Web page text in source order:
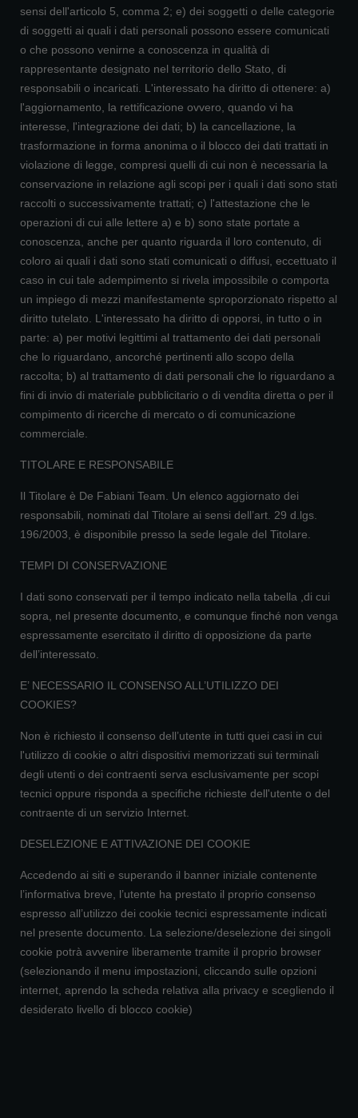
sensi dell'articolo 5, comma 2; e) dei soggetti o delle categorie
di soggetti ai quali i dati personali possono essere comunicati
o che possono venirne a conoscenza in qualità di
rappresentante designato nel territorio dello Stato, di
responsabili o incaricati. L'interessato ha diritto di ottenere: a)
l'aggiornamento, la rettificazione ovvero, quando vi ha
interesse, l'integrazione dei dati; b) la cancellazione, la
trasformazione in forma anonima o il blocco dei dati trattati in
violazione di legge, compresi quelli di cui non è necessaria la
conservazione in relazione agli scopi per i quali i dati sono stati
raccolti o successivamente trattati; c) l'attestazione che le
operazioni di cui alle lettere a) e b) sono state portate a
conoscenza, anche per quanto riguarda il loro contenuto, di
coloro ai quali i dati sono stati comunicati o diffusi, eccettuato il
caso in cui tale adempimento si rivela impossibile o comporta
un impiego di mezzi manifestamente sproporzionato rispetto al
diritto tutelato. L'interessato ha diritto di opporsi, in tutto o in
parte: a) per motivi legittimi al trattamento dei dati personali
che lo riguardano, ancorché pertinenti allo scopo della
raccolta; b) al trattamento di dati personali che lo riguardano a
fini di invio di materiale pubblicitario o di vendita diretta o per il
compimento di ricerche di mercato o di comunicazione
commerciale.
TITOLARE E RESPONSABILE
Il Titolare è De Fabiani Team. Un elenco aggiornato dei
responsabili, nominati dal Titolare ai sensi dell’art. 29 d.lgs.
196/2003, è disponibile presso la sede legale del Titolare.
TEMPI DI CONSERVAZIONE
I dati sono conservati per il tempo indicato nella tabella ,di cui
sopra, nel presente documento, e comunque finché non venga
espressamente esercitato il diritto di opposizione da parte
dell’interessato.
E’ NECESSARIO IL CONSENSO ALL’UTILIZZO DEI
COOKIES?
Non è richiesto il consenso dell’utente in tutti quei casi in cui
l'utilizzo di cookie o altri dispositivi memorizzati sui terminali
degli utenti o dei contraenti serva esclusivamente per scopi
tecnici oppure risponda a specifiche richieste dell'utente o del
contraente di un servizio Internet.
DESELEZIONE E ATTIVAZIONE DEI COOKIE
Accedendo ai siti e superando il banner iniziale contenente
l’informativa breve, l’utente ha prestato il proprio consenso
espresso all’utilizzo dei cookie tecnici espressamente indicati
nel presente documento. La selezione/deselezione dei singoli
cookie potrà avvenire liberamente tramite il proprio browser
(selezionando il menu impostazioni, cliccando sulle opzioni
internet, aprendo la scheda relativa alla privacy e scegliendo il
desiderato livello di blocco cookie)